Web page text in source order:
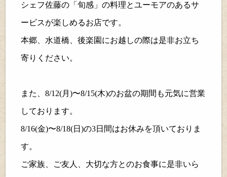
シェフ佐藤の「旬感」の料理とユーモアのあるサ
ービスが楽しめるお店です。
本郷、水道橋、後楽園にお越しの際は是非お立ち
寄りください。
また、8/12(月)〜8/15(木)のお盆の期間も元気に営業
しております。
8/16(金)〜8/18(日)の3日間はお休みを頂いておりま
す。
ご家族、ご友人、大切な方とのお食事に是非いら